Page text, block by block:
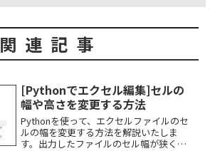
関連記事
[Pythonでエクセル編集]セルの
幅や高さを変更する方法
Pythonを使って、エクセルファイルのセ
ルの幅を変更する方法を解説いたしま
す。出力したファイルのセル幅が狭くて